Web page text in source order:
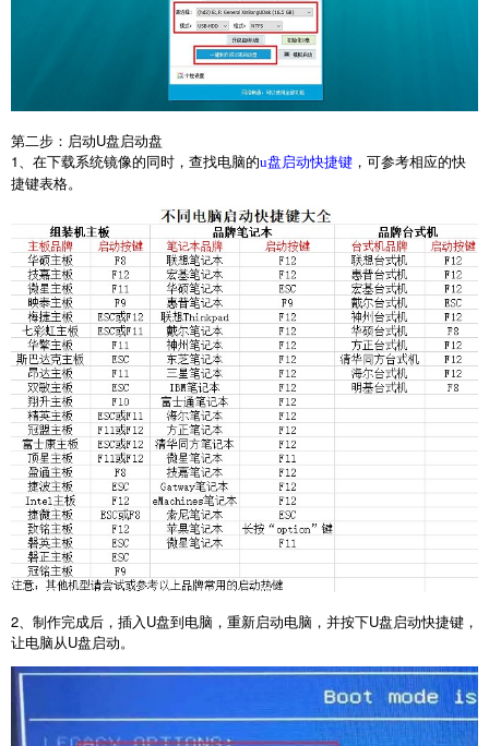
第二步：启动U盘启动盘
1
、在下载系统镜像的同时，查找电脑的u盘启动快捷键 ，可参考相应的快
捷键表格。
2、制作完成后，插入U盘到电脑，重新启动电脑，并按下U盘启动快捷键，
让电脑从U盘启动。